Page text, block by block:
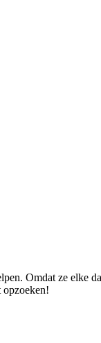
Omdat ze elke
opzoeken!